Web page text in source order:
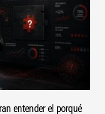
entender el porqué